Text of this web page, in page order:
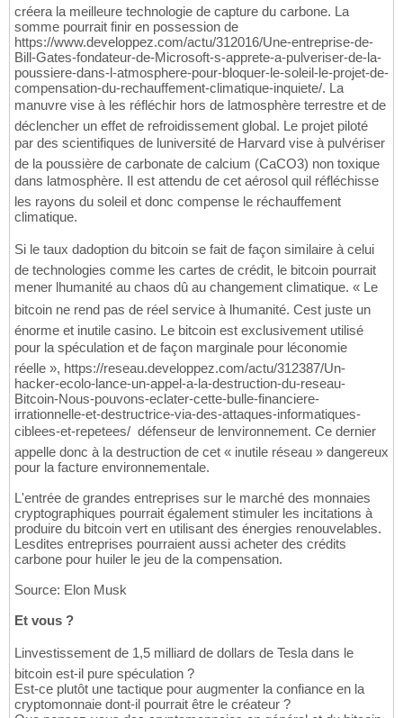
créera la meilleure technologie de capture du carbone. La
somme pourrait finir en possession de
https://www.developpez.com/actu/312016/Une-entreprise-de-
Bill-Gates-fondateur-de-Microsoft-s-apprete-a-pulveriser-de-la-
poussiere-dans-l-atmosphere-pour-bloquer-le-soleil-le-projet-de-
compensation-du-rechauffement-climatique-inquiete/. La
manuvre vise à les réfléchir hors de latmosphère terrestre et de
déclencher un effet de refroidissement global. Le projet piloté
par des scientifiques de luniversité de Harvard vise à pulvériser
de la poussière de carbonate de calcium (CaCO3) non toxique
dans latmosphère. Il est attendu de cet aérosol quil réfléchisse
les rayons du soleil et donc compense le réchauffement
climatique.
Si le taux dadoption du bitcoin se fait de façon similaire à celui
de technologies comme les cartes de crédit, le bitcoin pourrait
mener lhumanité au chaos dû au changement climatique. « Le
bitcoin ne rend pas de réel service à lhumanité. Cest juste un
énorme et inutile casino. Le bitcoin est exclusivement utilisé
pour la spéculation et de façon marginale pour léconomie
réelle », https://reseau.developpez.com/actu/312387/Un-
hacker-ecolo-lance-un-appel-a-la-destruction-du-reseau-
Bitcoin-Nous-pouvons-eclater-cette-bulle-financiere-
irrationnelle-et-destructrice-via-des-attaques-informatiques-
ciblees-et-repetees/  défenseur de lenvironnement. Ce dernier
appelle donc à la destruction de cet « inutile réseau » dangereux
pour la facture environnementale.
L'entrée de grandes entreprises sur le marché des monnaies
cryptographiques pourrait également stimuler les incitations à
produire du bitcoin vert en utilisant des énergies renouvelables.
Lesdites entreprises pourraient aussi acheter des crédits
carbone pour huiler le jeu de la compensation.
Source: Elon Musk
Et vous ?
Linvestissement de 1,5 milliard de dollars de Tesla dans le
bitcoin est-il pure spéculation ?
Est-ce plutôt une tactique pour augmenter la confiance en la
cryptomonnaie dont-il pourrait être le créateur ?